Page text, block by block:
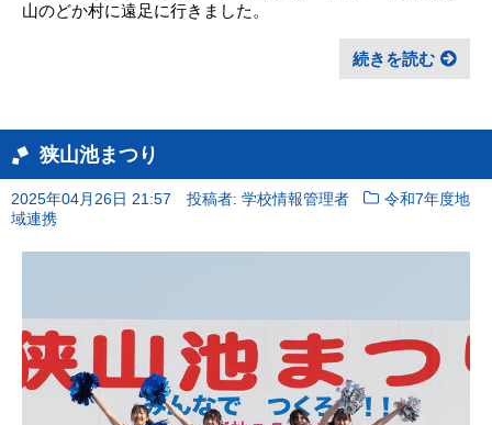
山のどか村に遠足に行きました。
続きを読む
狭山池まつり
2025年04月26日 21:57 投稿者: 学校情報管理者
令和7年度地
域連携